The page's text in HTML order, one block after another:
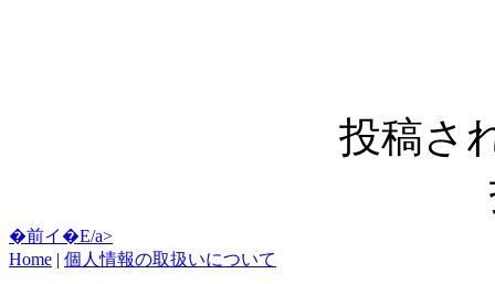
投稿さ
�前イ�E/a>
Home | 個人情報の取扱いについて